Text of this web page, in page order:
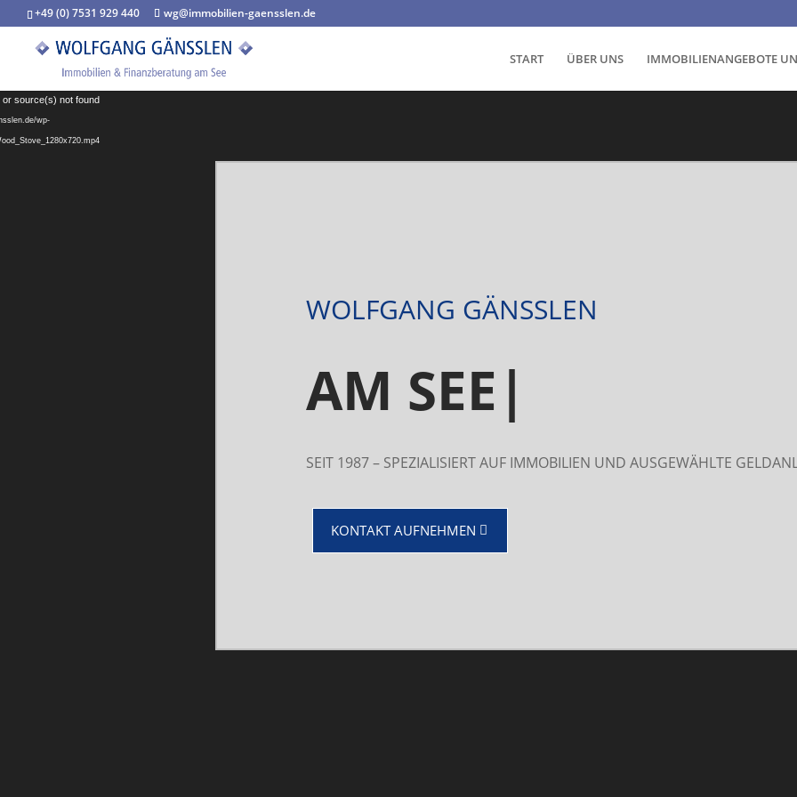
+49 (0) 7531 929 440 wg@immobilien-gaensslen.de
START ÜBER UNS IMMOBILIENANGEBOTE
Video-
Player
source(s) not found
wp-
WOLFGANG GÄNSSLEN
I|
SEIT 1987 – SPEZIALISIERT AUF IMMOBILIEN UND AUSGEWÄHLTE
KONTAKT AUFNEHMEN